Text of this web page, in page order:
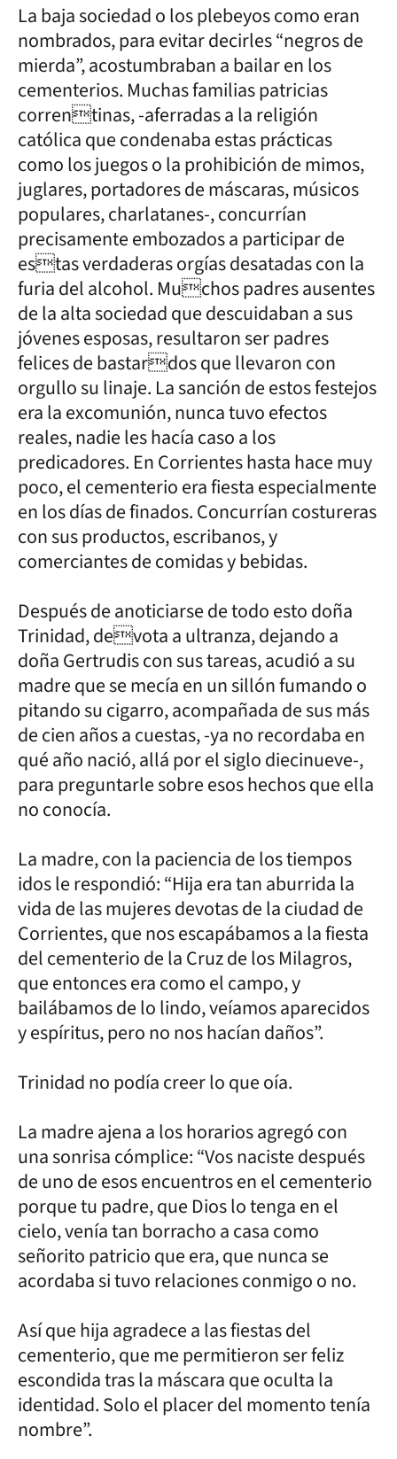
La baja sociedad o los plebeyos como eran
nombrados, para evitar decirles “negros de
mierda”, acostumbraban a bailar en los
cementerios. Muchas familias patricias
correntinas, -aferradas a la religión
católica que condenaba estas prácticas
como los juegos o la prohibición de mimos,
juglares, portadores de máscaras, músicos
populares, charlatanes-, concurrían
precisamente embozados a participar de
estas verdaderas orgías desatadas con la
furia del alcohol. Muchos padres ausentes
de la alta sociedad que descuidaban a sus
jóvenes esposas, resultaron ser padres
felices de bastardos que llevaron con
orgullo su linaje. La sanción de estos festejos
era la excomunión, nunca tuvo efectos
reales, nadie les hacía caso a los
predicadores. En Corrientes hasta hace muy
poco, el cementerio era fiesta especialmente
en los días de finados. Concurrían costureras
con sus productos, escribanos, y
comerciantes de comidas y bebidas.
Después de anoticiarse de todo esto doña
Trinidad, devota a ultranza, dejando a
doña Gertrudis con sus tareas, acudió a su
madre que se mecía en un sillón fumando o
pitando su cigarro, acompañada de sus más
de cien años a cuestas, -ya no recordaba en
qué año nació, allá por el siglo diecinueve-,
para preguntarle sobre esos hechos que ella
no conocía.
La madre, con la paciencia de los tiempos
idos le respondió: “Hija era tan aburrida la
vida de las mujeres devotas de la ciudad de
Corrientes, que nos escapábamos a la fiesta
del cementerio de la Cruz de los Milagros,
que entonces era como el campo, y
bailábamos de lo lindo, veíamos aparecidos
y espíritus, pero no nos hacían daños”.
Trinidad no podía creer lo que oía.
La madre ajena a los horarios agregó con
una sonrisa cómplice: “Vos naciste después
de uno de esos encuentros en el cementerio
porque tu padre, que Dios lo tenga en el
cielo, venía tan borracho a casa como
señorito patricio que era, que nunca se
acordaba si tuvo relaciones conmigo o no.
Así que hija agradece a las fiestas del
cementerio, que me permitieron ser feliz
escondida tras la máscara que oculta la
identidad. Solo el placer del momento tenía
nombre”.